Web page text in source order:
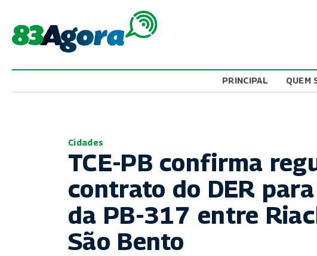
PRINCIPAL QUEM
Cidades
TCE-PB confirma
contrato do DER
da PB-317 entre
São Bento